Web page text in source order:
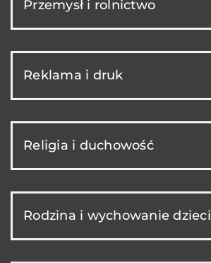
Przemysł i rolnictwo
Reklama i druk
Religia i duchowość
Rodzina i wychowanie dzieci